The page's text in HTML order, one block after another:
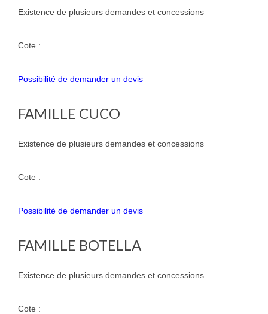
Existence de plusieurs demandes et concessions
Cote :
Possibilité de demander un devis
FAMILLE CUCO
Existence de plusieurs demandes et concessions
Cote :
Possibilité de demander un devis
FAMILLE BOTELLA
Existence de plusieurs demandes et concessions
Cote :